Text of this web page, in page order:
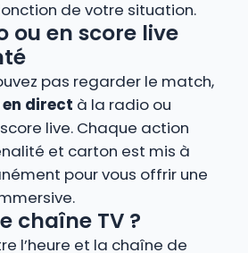
de votre situation.
ou en score live
pas regarder le match,
direct à la radio ou
live. Chaque action
et carton est mis à
pour vous offrir une
chaîne TV ?
l’heure et la chaîne de